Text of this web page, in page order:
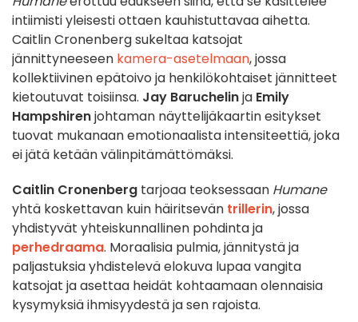
intiimisti yleisesti ottaen kauhistuttavaa aihetta.
Caitlin Cronenberg sukeltaa katsojat
jännittyneeseen kamera-asetelmaan, jossa
kollektiivinen epätoivo ja henkilökohtaiset jännitteet
kietoutuvat toisiinsa. Jay Baruchelinja Emily
Hampshirenjohtaman näyttelijäkaartin esitykset
tuovat mukanaan emotionaalista intensiteettiä, joka
ei jätä ketään välinpitämättömäksi.
Caitlin Cronenberg tarjoaa teoksessaan Humane
yhtä koskettavan kuin häiritsevän trillerin, jossa
yhdistyvät yhteiskunnallinen pohdinta ja
perhedraama. Moraalisia pulmia, jännitystä ja
paljastuksia yhdistelevä elokuva lupaa vangita
katsojat ja asettaa heidät kohtaamaan olennaisia
kysymyksiä ihmisyydestä ja sen rajoista.